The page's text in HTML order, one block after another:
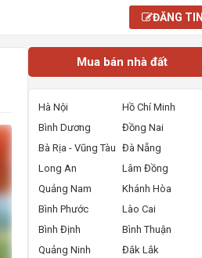
ĐĂNG TIN
Mua bán nhà đất
Hà Nội
Hồ Chí Minh
Bình Dương
Đồng Nai
Bà Rịa - Vũng Tàu Đà Nẵng
Long An
Lâm Đồng
Quảng Nam
Khánh Hòa
Bình Phước
Lào Cai
Bình Định
Bình Thuận
Quảng Ninh
Đắk Lắk